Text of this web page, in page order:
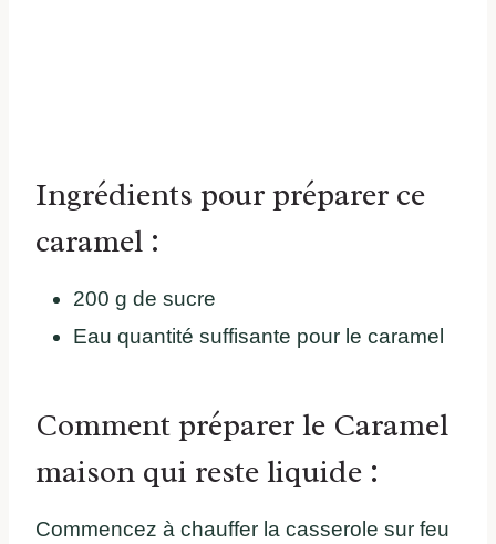
Ingrédients pour préparer ce
caramel :
200 g de sucre
Eau quantité suffisante pour le caramel
Comment préparer le Caramel
maison qui reste liquide :
Commencez à chauffer la casserole sur feu